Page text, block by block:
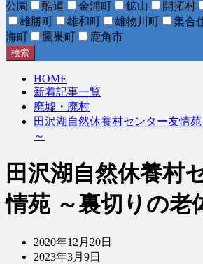
公園
酷道 金浦町 鉱山 開拓村
雄勝町
雄和町 雄物川町 集合
海町
鷹巣町 鹿角市
検索
HOME
新着記事一覧
廃墟・廃村
田沢湖自然休養村センター友情
～
田沢湖自然休養村
情苑 ～裏切りの老
2020年12月20日
2023年3月9日